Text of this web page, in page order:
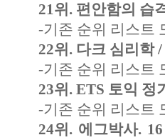
21위. 편안함의 습
-기존 순위 리스트
22위. 다크 심리학
-기존 순위 리스트
23위. ETS 토익 정
-기존 순위 리스트
24위. 에그박사.